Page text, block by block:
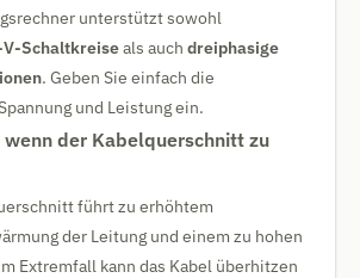
unterstützt sowohl
Schaltkreiseals auch dreiphasige
. Geben Sie einfach die
und Leistung ein.
der Kabelquerschnitt zu
führt zu erhöhtem
der Leitung und einem zu hohen
Extremfall kann das Kabel überhitzen